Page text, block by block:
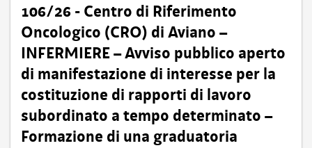
106/26 - Centro di Riferimento
Oncologico (CRO) di Aviano –
INFERMIERE – Avviso pubblico aperto
di manifestazione di interesse per la
costituzione di rapporti di lavoro
subordinato a tempo determinato –
Formazione di una graduatoria